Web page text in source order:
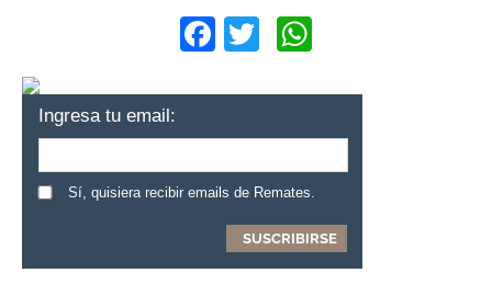
Facebook
Twitter
Ingresa tu email:
Sí, quisiera recibir emails de Remates.